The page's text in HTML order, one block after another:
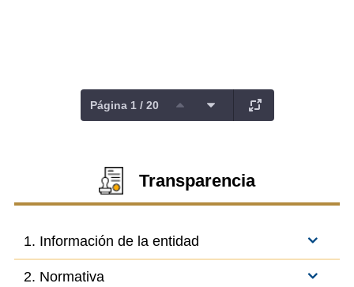
Página 1 / 20
Transparencia
1. Información de la entidad
2. Normativa